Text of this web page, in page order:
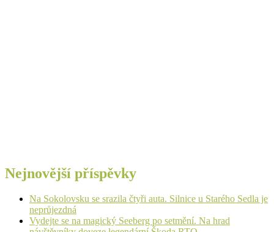
Nejnovější příspěvky
Na Sokolovsku se srazila čtyři auta. Silnice u Starého Sedla je
neprůjezdná
Vydejte se na magický Seeberg po setmění. Na hrad